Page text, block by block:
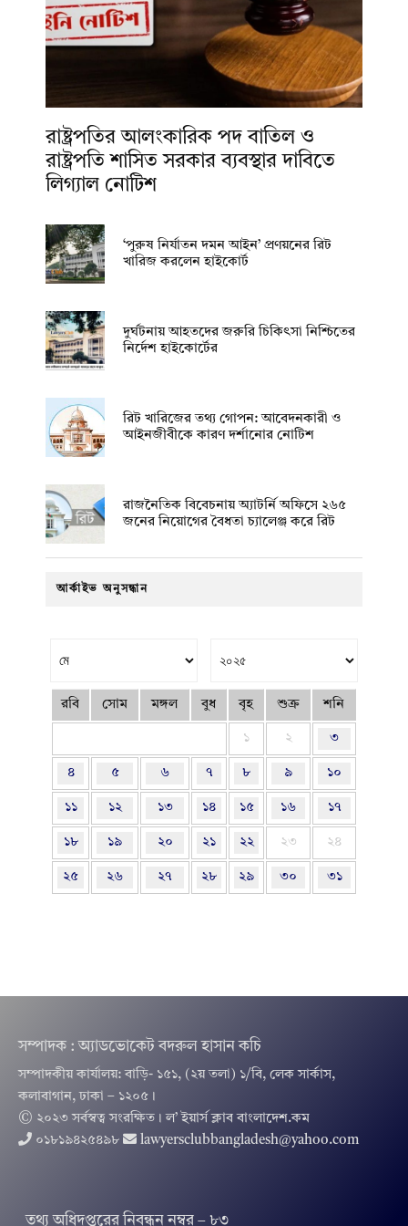
রাষ্ট্রপতির আলংকারিক পদ বাতিল ও
রাষ্ট্রপতি শাসিত সরকার ব্যবস্থার দাবিতে
লিগ্যাল নোটিশ
‘পুরুষ নির্যাতন দমন আইন’ প্রণয়নের রিট
খারিজ করলেন হাইকোর্ট
দুর্ঘটনায় আহতদের জরুরি চিকিৎসা নিশ্চিতের
নির্দেশ হাইকোর্টের
রিট খারিজের তথ্য গোপন: আবেদনকারী ও
আইনজীবীকে কারণ দর্শানোর নোটিশ
রাজনৈতিক বিবেচনায় অ‍্যাটর্নি অফিসে ২৬৫
জনের নিয়োগের বৈধতা চ্যালেঞ্জ করে রিট
আর্কাইভ অনুসন্ধান
রবি সোম মঙ্গল বুধ বৃহ শুক্র শনি
১ ২ ৩
৪ ৫ ৬ ৭ ৮ ৯ ১০
১১ ১২ ১৩ ১৪ ১৫ ১৬ ১৭
১৮ ১৯ ২০ ২১ ২২ ২৩ ২৪
২৫ ২৬ ২৭ ২৮ ২৯ ৩০ ৩১
সম্পাদক : অ্যাডভোকেট বদরুল হাসান কচি
সম্পাদকীয় কার্যালয়: বাড়ি- ১৫১, (২য় তলা) ১/বি, লেক সার্কাস,
কলাবাগান, ঢাকা – ১২০৫।
© ২০২৩ সর্বস্বত্ব সংরক্ষিত । ল’ ইয়ার্স ক্লাব বাংলাদেশ.কম
০১৮১৯৪২৫৪৯৮
lawyersclubbangladesh@yahoo.com
তথ‌্য অ‌ধিদপ্ত‌রের নিবন্ধন নম্বর – ৮৩